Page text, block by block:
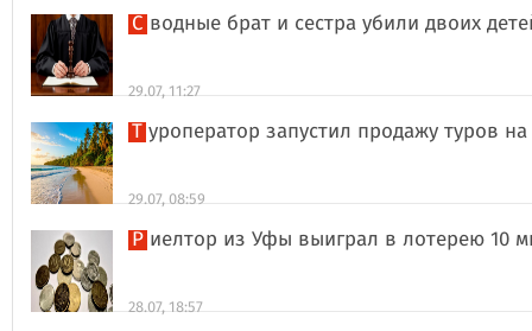
Сводные брат и сестра убили двоих
29.07, 11:27
Туроператор запустил продажу туров
29.07, 08:59
Риелтор из Уфы выиграл в лотерею 10
28.07, 18:57